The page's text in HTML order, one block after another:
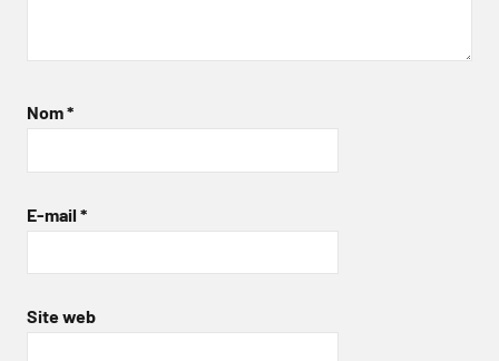
Nom*
E-mail *
Site web